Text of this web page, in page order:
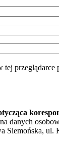
tej przeglądarce
danych
Siemońska, ul.